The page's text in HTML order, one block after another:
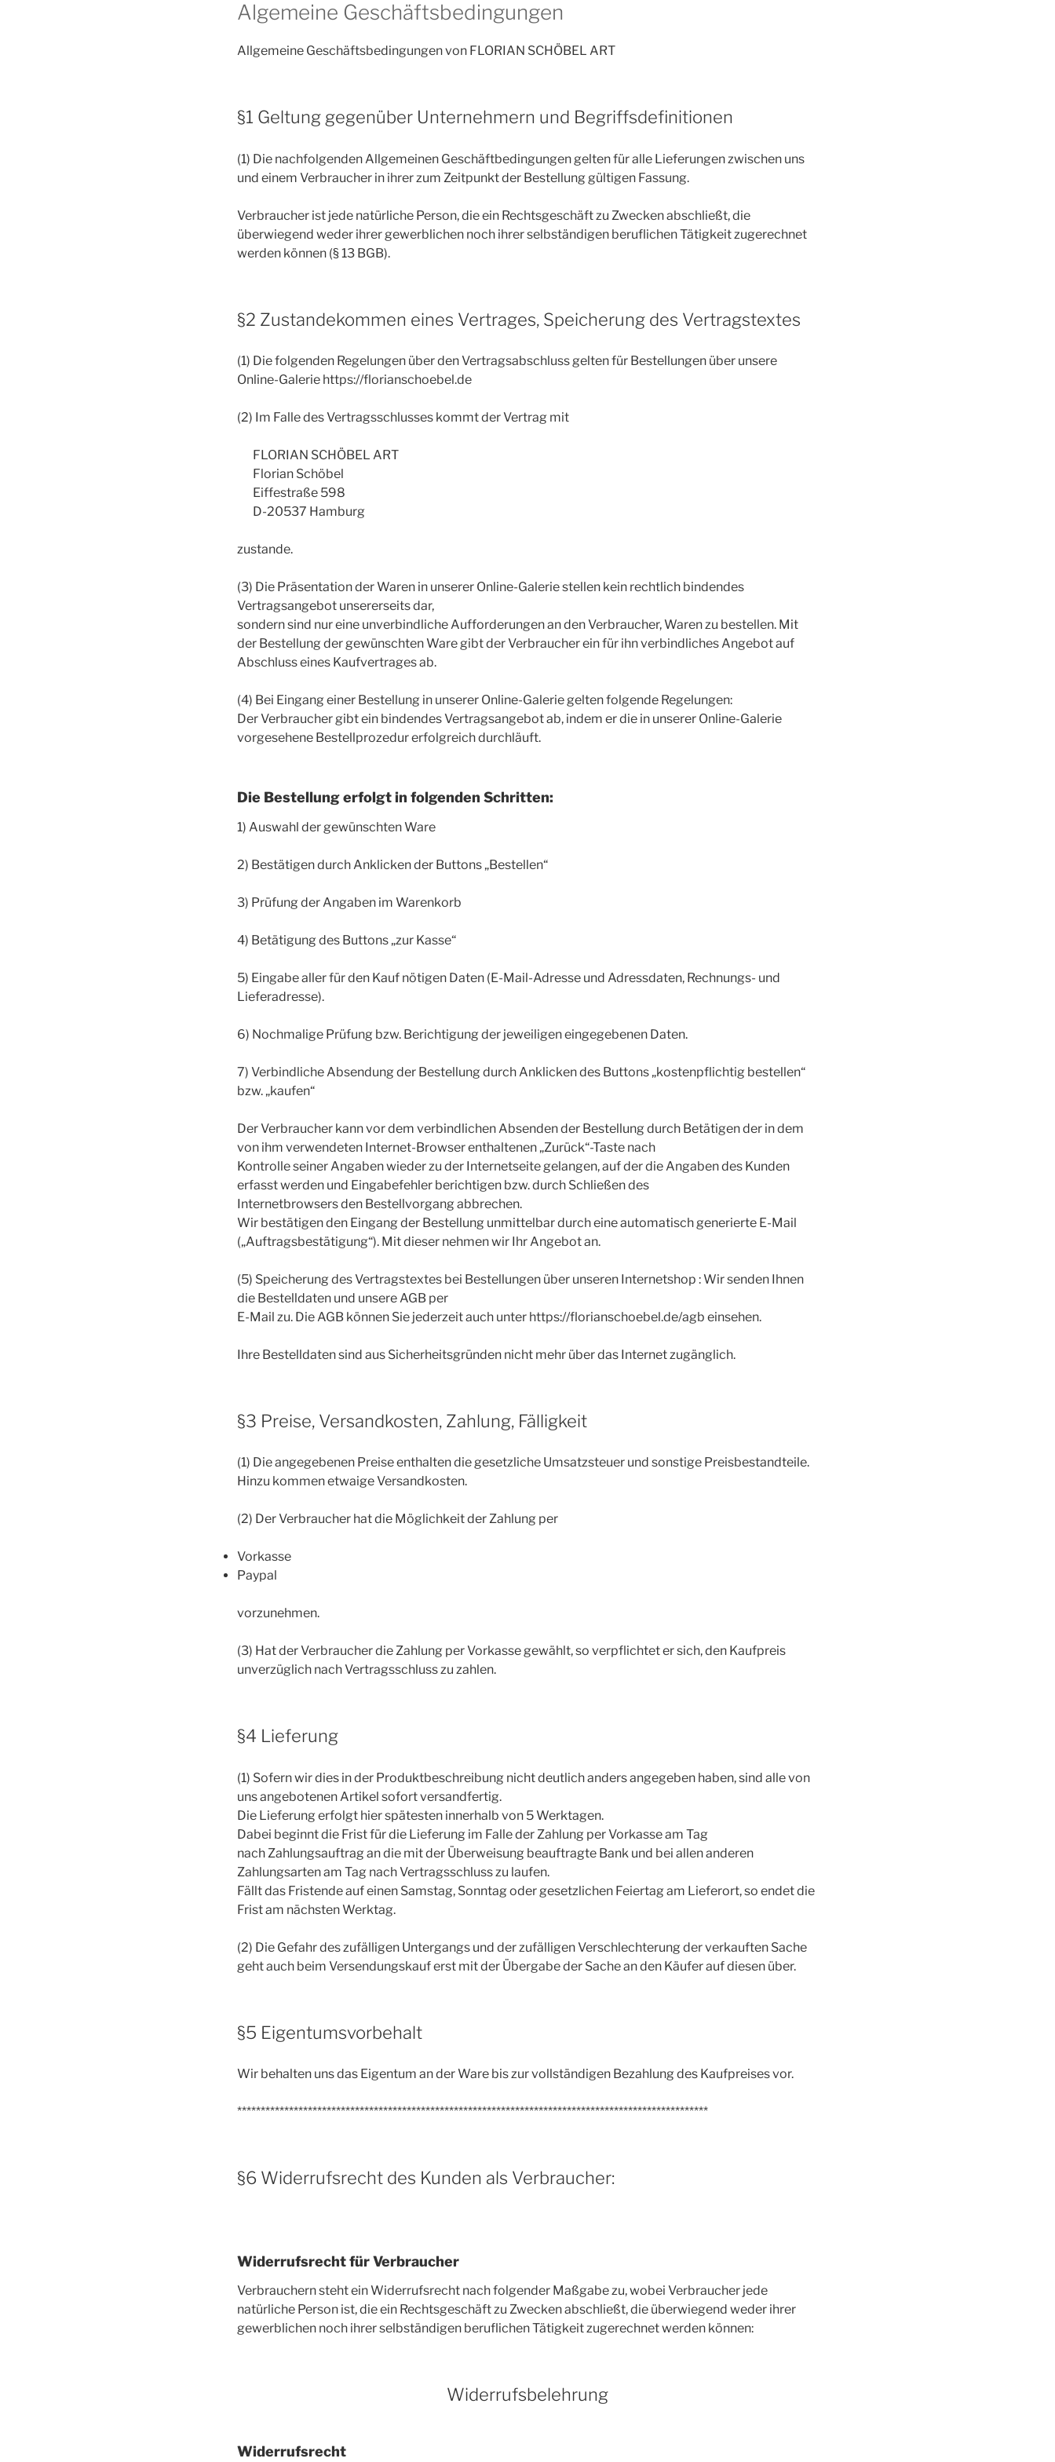
Algemeine Geschäftsbedingungen
Allgemeine Geschäftsbedingungen von FLORIAN SCHÖBEL ART
§1 Geltung gegenüber Unternehmern und Begriffsdefinitionen
(1) Die nachfolgenden Allgemeinen Geschäftbedingungen gelten für alle Lieferungen zwischen uns
und einem Verbraucher in ihrer zum Zeitpunkt der Bestellung gültigen Fassung.
Verbraucher ist jede natürliche Person, die ein Rechtsgeschäft zu Zwecken abschließt, die
überwiegend weder ihrer gewerblichen noch ihrer selbständigen beruflichen Tätigkeit zugerechnet
werden können (§ 13 BGB).
§2 Zustandekommen eines Vertrages, Speicherung des Vertragstextes
(1) Die folgenden Regelungen über den Vertragsabschluss gelten für Bestellungen über unsere
Online-Galerie https://florianschoebel.de
(2) Im Falle des Vertragsschlusses kommt der Vertrag mit
FLORIAN SCHÖBEL ART
Florian Schöbel
Eiffestraße 598
D-20537 Hamburg
zustande.
(3) Die Präsentation der Waren in unserer Online-Galerie stellen kein rechtlich bindendes
Vertragsangebot unsererseits dar,
sondern sind nur eine unverbindliche Aufforderungen an den Verbraucher, Waren zu bestellen. Mit
der Bestellung der gewünschten Ware gibt der Verbraucher ein für ihn verbindliches Angebot auf
Abschluss eines Kaufvertrages ab.
(4) Bei Eingang einer Bestellung in unserer Online-Galerie gelten folgende Regelungen:
Der Verbraucher gibt ein bindendes Vertragsangebot ab, indem er die in unserer Online-Galerie
vorgesehene Bestellprozedur erfolgreich durchläuft.
Die Bestellung erfolgt in folgenden Schritten:
1) Auswahl der gewünschten Ware
2) Bestätigen durch Anklicken der Buttons „Bestellen“
3) Prüfung der Angaben im Warenkorb
4) Betätigung des Buttons „zur Kasse“
5) Eingabe aller für den Kauf nötigen Daten (E-Mail-Adresse und Adressdaten, Rechnungs- und
Lieferadresse).
6) Nochmalige Prüfung bzw. Berichtigung der jeweiligen eingegebenen Daten.
7) Verbindliche Absendung der Bestellung durch Anklicken des Buttons „kostenpflichtig bestellen“
bzw. „kaufen“
Der Verbraucher kann vor dem verbindlichen Absenden der Bestellung durch Betätigen der in dem
von ihm verwendeten Internet-Browser enthaltenen „Zurück“-Taste nach
Kontrolle seiner Angaben wieder zu der Internetseite gelangen, auf der die Angaben des Kunden
erfasst werden und Eingabefehler berichtigen bzw. durch Schließen des
Internetbrowsers den Bestellvorgang abbrechen.
Wir bestätigen den Eingang der Bestellung unmittelbar durch eine automatisch generierte E-Mail
(„Auftragsbestätigung“). Mit dieser nehmen wir Ihr Angebot an.
(5) Speicherung des Vertragstextes bei Bestellungen über unseren Internetshop : Wir senden Ihnen
die Bestelldaten und unsere AGB per
E-Mail zu. Die AGB können Sie jederzeit auch unter https://florianschoebel.de/agb einsehen.
Ihre Bestelldaten sind aus Sicherheitsgründen nicht mehr über das Internet zugänglich.
§3 Preise, Versandkosten, Zahlung, Fälligkeit
(1) Die angegebenen Preise enthalten die gesetzliche Umsatzsteuer und sonstige Preisbestandteile.
Hinzu kommen etwaige Versandkosten.
(2) Der Verbraucher hat die Möglichkeit der Zahlung per
Vorkasse
Paypal
vorzunehmen.
(3) Hat der Verbraucher die Zahlung per Vorkasse gewählt, so verpflichtet er sich, den Kaufpreis
unverzüglich nach Vertragsschluss zu zahlen.
§4 Lieferung
(1) Sofern wir dies in der Produktbeschreibung nicht deutlich anders angegeben haben, sind alle von
uns angebotenen Artikel sofort versandfertig.
Die Lieferung erfolgt hier spätesten innerhalb von 5 Werktagen.
Dabei beginnt die Frist für die Lieferung im Falle der Zahlung per Vorkasse am Tag
nach Zahlungsauftrag an die mit der Überweisung beauftragte Bank und bei allen anderen
Zahlungsarten am Tag nach Vertragsschluss zu laufen.
Fällt das Fristende auf einen Samstag, Sonntag oder gesetzlichen Feiertag am Lieferort, so endet die
Frist am nächsten Werktag.
(2) Die Gefahr des zufälligen Untergangs und der zufälligen Verschlechterung der verkauften Sache
geht auch beim Versendungskauf erst mit der Übergabe der Sache an den Käufer auf diesen über.
§5 Eigentumsvorbehalt
Wir behalten uns das Eigentum an der Ware bis zur vollständigen Bezahlung des Kaufpreises vor.
****************************************************************************************************
§6 Widerrufsrecht des Kunden als Verbraucher:
Widerrufsrecht für Verbraucher
Verbrauchern steht ein Widerrufsrecht nach folgender Maßgabe zu, wobei Verbraucher jede
natürliche Person ist, die ein Rechtsgeschäft zu Zwecken abschließt, die überwiegend weder ihrer
gewerblichen noch ihrer selbständigen beruflichen Tätigkeit zugerechnet werden können:
Widerrufsbelehrung
Widerrufsrecht